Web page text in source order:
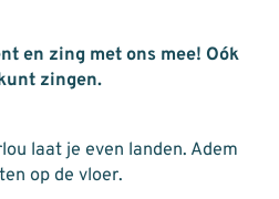
en zing met ons mee! Oók
zingen.
laat je even landen. Adem
op de vloer.